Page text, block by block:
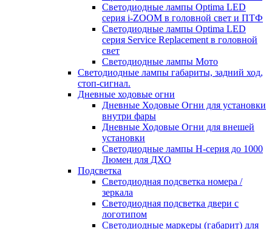
Светодиодные лампы Optima LED
серия i-ZOOM в головной свет и ПТФ
Светодиодные лампы Optima LED
серия Service Replacement в головной
свет
Светодиодные лампы Мото
Светодиодные лампы габариты, задний ход,
стоп-сигнал.
Дневные ходовые огни
Дневные Ходовые Огни для установки
внутри фары
Дневные Ходовые Огни для внешей
установки
Светодиодные лампы H-серия до 1000
Люмен для ДХО
Подсветка
Светодиодная подсветка номера /
зеркала
Светодиодная подсветка двери с
логотипом
Светодиодные маркеры (габарит) для